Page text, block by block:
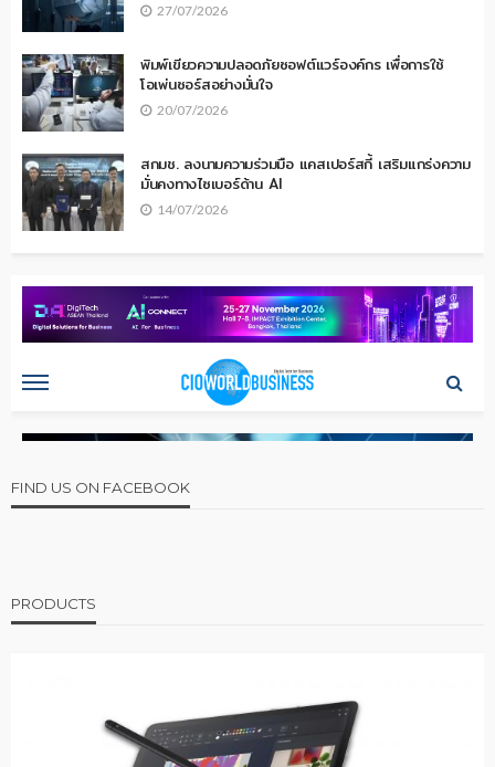
27/07/2026
พิมพ์เขียวความปลอดภัยซอฟต์แวร์องค์กร เพื่อการใช้
โอเพ่นซอร์สอย่างมั่นใจ
20/07/2026
สกมช. ลงนามความร่วมมือ แคสเปอร์สกี้ เสริมแกร่งความ
มั่นคงทางไซเบอร์ด้าน AI
14/07/2026
FIND US ON FACEBOOK
PRODUCTS